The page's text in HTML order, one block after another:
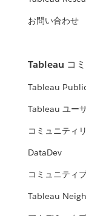
お問い合わせ
Tableau コ
Tableau
Tableau ユー
コミュニティ
DataDev
コミュニティ
Tableau